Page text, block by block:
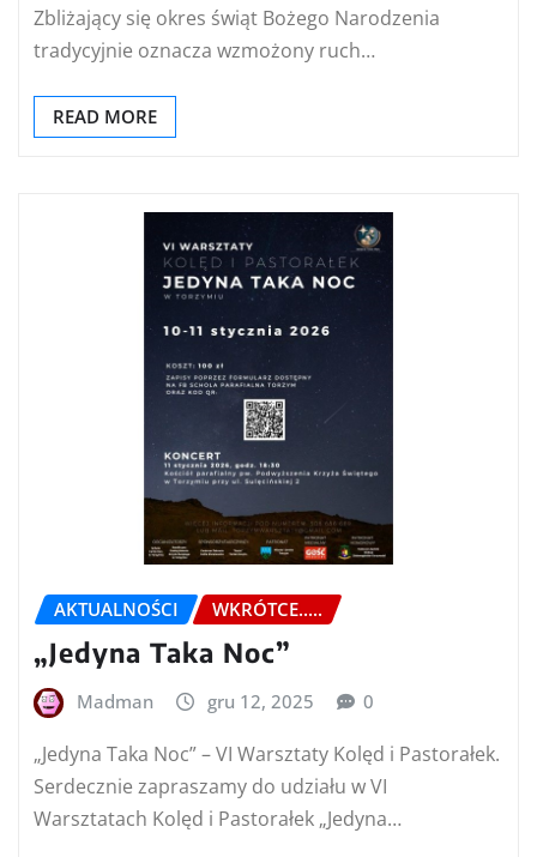
Zbliżający się okres świąt Bożego Narodzenia
tradycyjnie oznacza wzmożony ruch…
READ MORE
AKTUALNOŚCI WKRÓTCE.....
„Jedyna Taka Noc”
Madman gru 12, 2025 0
„Jedyna Taka Noc” – VI Warsztaty Kolęd i Pastorałek.
Serdecznie zapraszamy do udziału w VI
Warsztatach Kolęd i Pastorałek „Jedyna…